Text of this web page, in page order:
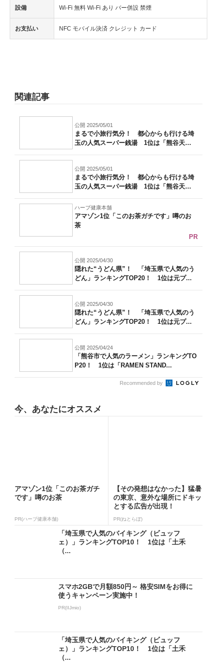
設備 Wi-Fi 無料 Wi-Fi あり バー併設 禁煙
お支払い NFC モバイル決済 クレジット カード
関連記事
公開 2025/05/01
まるで小旅行気分！ 都心からも行ける埼
玉の人気スーパー銭湯 1位は「熊谷天然
公開 2025/05/01
まるで小旅行気分！ 都心からも行ける埼
玉の人気スーパー銭湯 1位は「熊谷天然
ハーブ健康本舗
アマゾン1位「このお茶ガチです」噂のお
茶
PR
公開 2025/04/30
隠れた“うどん県”！ 「埼玉県で人気のう
どん」ランキングTOP20！ 1位は元プ...
公開 2025/04/30
隠れた“うどん県”！ 「埼玉県で人気のう
どん」ランキングTOP20！ 1位は元プ...
公開 2025/04/24
「熊谷市で人気のラーメン」ランキングTO
P20！ 1位は「RAMEN STAND...
Recommended by
今、あなたにオススメ
アマゾン1位「このお茶ガチ
です」噂のお茶
PR(ハーブ健康本舗)
【その発想はなかった】猛暑
の東京、意外な場所にドキッ
とする広告が出現！
PR(ねとらぼ)
「埼玉県で人気のバイキング（ビュッフ
ェ）」ランキングTOP10！ 1位は「土禾
（...
スマホ2GBで月額850円～ 格安SIMをお得に
使うキャンペーン実施中！
PR(IIJmio)
「埼玉県で人気のバイキング（ビュッフ
ェ）」ランキングTOP10！ 1位は「土禾
（...